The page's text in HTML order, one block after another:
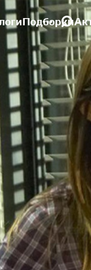
Подборки